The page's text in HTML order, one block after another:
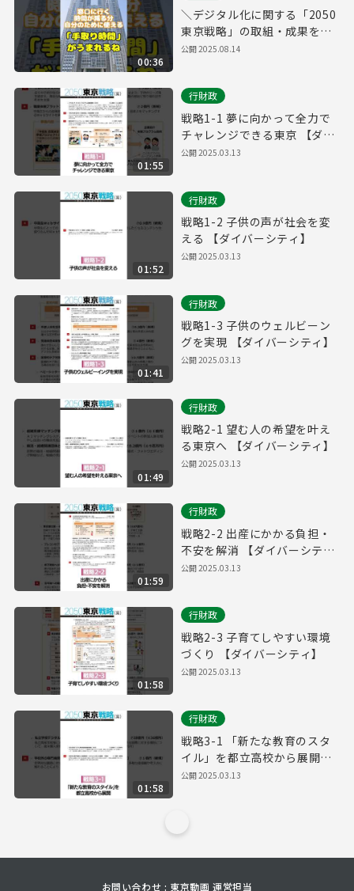
00:36
＼デジタル化に関する「2050
東京戦略」の取組・成果をご
紹介！／
公開2025.08.14
01:55
行財政
戦略1-1 夢に向かって全力で
チャレンジできる東京 【ダイ
バーシティ】
公開2025.03.13
01:52
行財政
戦略1-2 子供の声が社会を変
える 【ダイバーシティ】
公開2025.03.13
01:41
行財政
戦略1-3 子供のウェルビーン
グを実現 【ダイバーシティ】
公開2025.03.13
01:49
行財政
戦略2-1 望む人の希望を叶え
る東京へ 【ダイバーシティ】
公開2025.03.13
01:59
行財政
戦略2-2 出産にかかる負担・
不安を解消 【ダイバーシテ
ィ】
公開2025.03.13
01:58
行財政
戦略2-3 子育てしやすい環境
づくり 【ダイバーシティ】
公開2025.03.13
01:58
行財政
戦略3-1 「新たな教育のスタ
イル」を都立高校から展開
【ダイバーシティ】
公開2025.03.13
お問い合わせ : 東京動画 運営担当